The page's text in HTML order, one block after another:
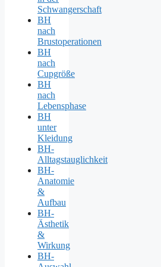
Schwangerschaft
BH
nach
Brustoperationen
BH
nach
Cupgröße
BH
nach
Lebensphase
BH
unter
Kleidung
BH-
Alltagstauglichkeit
BH-
Anatomie
&
Aufbau
BH-
Ästhetik
&
Wirkung
BH-